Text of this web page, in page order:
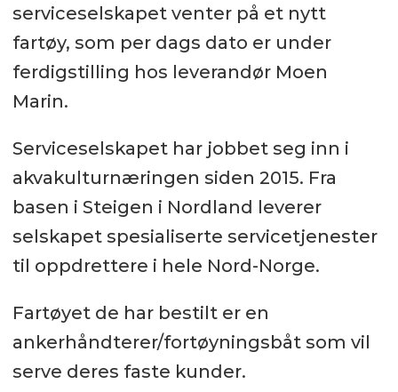
serviceselskapet venter på et nytt
fartøy, som per dags dato er under
ferdigstilling hos leverandør Moen
Marin.
Serviceselskapet har jobbet seg inn i
akvakulturnæringen siden 2015. Fra
basen i Steigen i Nordland leverer
selskapet spesialiserte servicetjenester
til oppdrettere i hele Nord-Norge.
Fartøyet de har bestilt er en
ankerhåndterer/fortøyningsbåt som vil
serve deres faste kunder.